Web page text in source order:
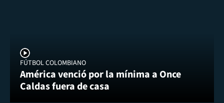
FÚTBOL COLOMBIANO
América venció por la mínima a Once
Caldas fuera de casa